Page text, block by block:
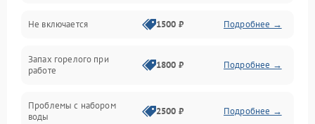
Не включается 1500 ₽ Подробнее →
Запах горелого при
работе
1800 ₽ Подробнее →
Проблемы с набором
воды
2500 ₽ Подробнее →